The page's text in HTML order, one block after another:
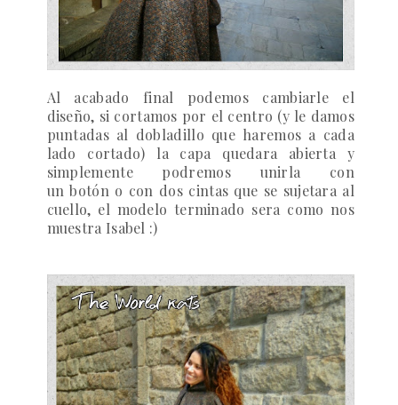
Al acabado final podemos cambiarle el
diseño, si cortamos por el centro (y le damos
puntadas al dobladillo que haremos a cada
lado cortado) la capa quedara abierta y
simplemente podremos unirla con
un botón o con dos cintas que se sujetara al
cuello, el modelo terminado sera como nos
muestra Isabel :)